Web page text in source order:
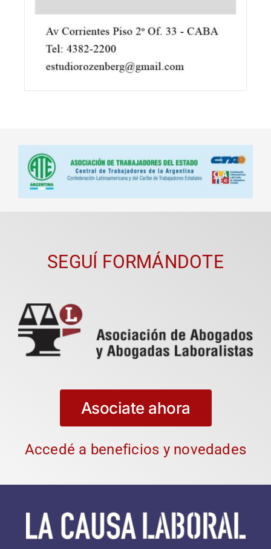
SEGUÍ FORMÁNDOTE
Asociate ahora
Accedé a beneficios y novedades